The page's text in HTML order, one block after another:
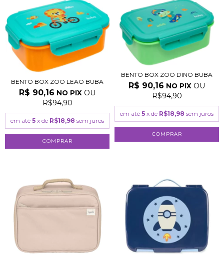
BENTO BOX ZOO LEAO BUBA
R$ 90,16 NO PIX OU
R$94,90
em até 5 x de R$18,98 sem juros
BENTO BOX ZOO DINO BUBA
R$ 90,16 NO PIX OU
R$94,90
em até 5 x de R$18,98 sem juros